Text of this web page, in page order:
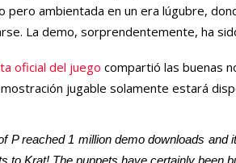
pero ambientada en un era lúgubre,
La demo, sorprendentemente, ha
oficial del juego compartió las buenas
jugable solamente estará
P reached 1 million demo downloads
to Krat! The puppets have certainly been